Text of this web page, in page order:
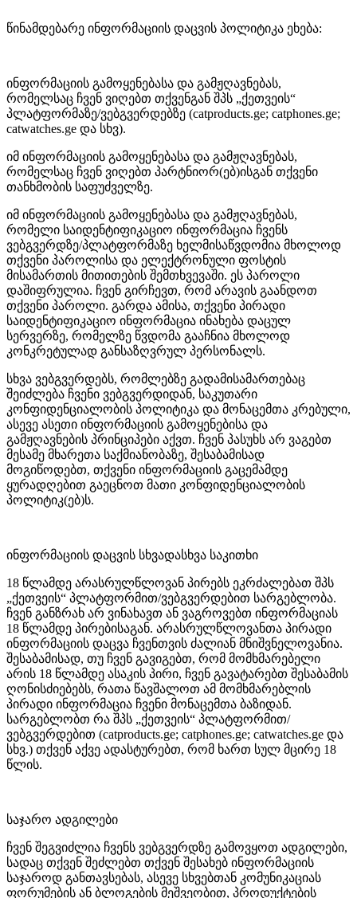
წინამდებარე ინფორმაციის დაცვის პოლიტიკა ეხება:
ინფორმაციის გამოყენებასა და გამჟღავნებას,
რომელსაც ჩვენ ვიღებთ თქვენგან შპს „ქეთვეის“
პლატფორმაზე/ვებგვერდებზე (catproducts.ge; catphones.ge;
catwatches.ge და სხვ).
იმ ინფორმაციის გამოყენებასა და გამჟღავნებას,
რომელსაც ჩვენ ვიღებთ პარტნიორ(ებ)ისგან თქვენი
თანხმობის საფუძველზე.
იმ ინფორმაციის გამოყენებასა და გამჟღავნებას,
რომელი საიდენტიფიკაციო ინფორმაცია ჩვენს
ვებგვერდზე/პლატფორმაზე ხელმისაწვდომია მხოლოდ
თქვენი პაროლისა და ელექტრონული ფოსტის
მისამართის მითითების შემთხვევაში. ეს პაროლი
დაშიფრულია. ჩვენ გირჩევთ, რომ არავის გაანდოთ
თქვენი პაროლი. გარდა ამისა, თქვენი პირადი
საიდენტიფიკაციო ინფორმაცია ინახება დაცულ
სერვერზე, რომელზე წვდომა გააჩნია მხოლოდ
კონკრეტულად განსაზღვრულ პერსონალს.
სხვა ვებგვერდებს, რომლებზე გადამისამართებაც
შეიძლება ჩვენი ვებგვერდიდან, საკუთარი
კონფიდენციალობის პოლიტიკა და მონაცემთა კრებული,
ასევე ასეთი ინფორმაციის გამოყენებისა და
გამჟღავნების პრინციპები აქვთ. ჩვენ პასუხს არ ვაგებთ
მესამე მხარეთა საქმიანობაზე, შესაბამისად
მოგიწოდებთ, თქვენი ინფორმაციის გაცემამდე
ყურადღებით გაეცნოთ მათი კონფიდენციალობის
პოლიტიკ(ებ)ს.
ინფორმაციის დაცვის სხვადასხვა საკითხი
18 წლამდე არასრულწლოვან პირებს ეკრძალებათ შპს
„ქეთვეის“ პლატფორმით/ვებგვერდებით სარგებლობა.
ჩვენ განზრახ არ ვინახავთ ან ვაგროვებთ ინფორმაციას
18 წლამდე პირებისაგან. არასრულწლოვანთა პირადი
ინფორმაციის დაცვა ჩვენთვის ძალიან მნიშვნელოვანია.
შესაბამისად, თუ ჩვენ გავიგებთ, რომ მომხმარებელი
არის 18 წლამდე ასაკის პირი, ჩვენ გავატარებთ შესაბამის
ღონისძიებებს, რათა წავშალოთ ამ მომხმარებლის
პირადი ინფორმაცია ჩვენი მონაცემთა ბაზიდან.
სარგებლობთ რა შპს „ქეთვეის“ პლატფორმით/
ვებგვერდებით (catproducts.ge; catphones.ge; catwatches.ge და
სხვ.) თქვენ აქვე ადასტურებთ, რომ ხართ სულ მცირე 18
წლის.
საჯარო ადგილები
ჩვენ შეგვიძლია ჩვენს ვებგვერდზე გამოვყოთ ადგილები,
სადაც თქვენ შეძლებთ თქვენ შესახებ ინფორმაციის
საჯაროდ განთავსებას, ასევე სხვებთან კომუნიკაციას
ფორუმების ან ბლოგების მეშვეობით, პროდუქტების